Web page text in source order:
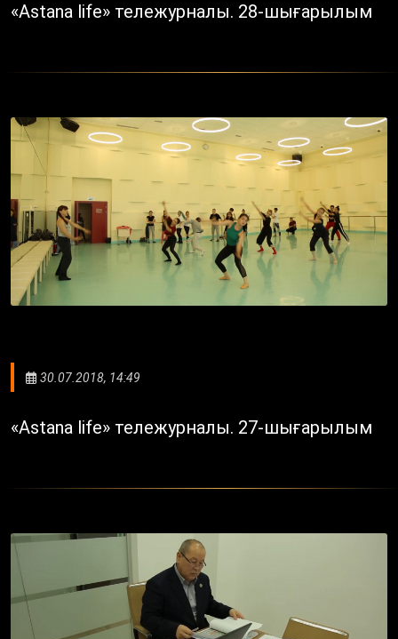
«Astana life» тележурналы. 28-шығарылым
30.07.2018, 14:49
«Astana life» тележурналы. 27-шығарылым